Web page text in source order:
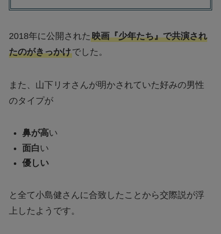
2018年に公開された映画『少年たち』で共演され
たのがきっかけでした。
また、山下リオさんが明かされていた好みの男性
のタイプが
鼻が高い
面白い
優しい
と全て小島健さんに合致したことから交際説が浮
上したようです。